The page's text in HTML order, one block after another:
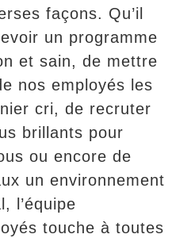
façons. Qu’il
un programme
et sain, de mettre
nos employés les
cri, de recruter
brillants pour
ou encore de
un environnement
l’équipe
touche à toutes